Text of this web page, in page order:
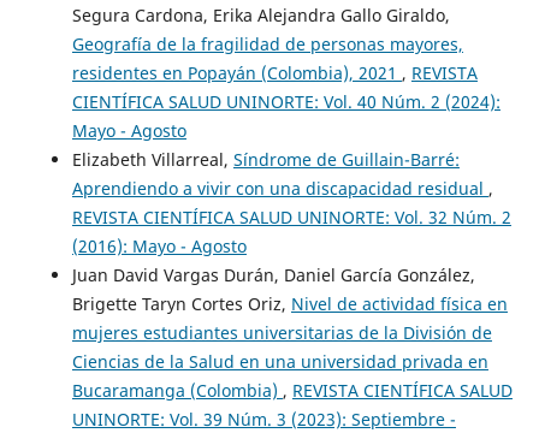
Segura Cardona, Erika Alejandra Gallo Giraldo,
Geografía de la fragilidad de personas mayores,
residentes en Popayán (Colombia), 2021 , REVISTA
CIENTÍFICA SALUD UNINORTE: Vol. 40 Núm. 2 (2024):
Mayo - Agosto
Elizabeth Villarreal, Síndrome de Guillain-Barré:
Aprendiendo a vivir con una discapacidad residual ,
REVISTA CIENTÍFICA SALUD UNINORTE: Vol. 32 Núm. 2
(2016): Mayo - Agosto
Juan David Vargas Durán, Daniel García González,
Brigette Taryn Cortes Oriz, Nivel de actividad física en
mujeres estudiantes universitarias de la División de
Ciencias de la Salud en una universidad privada en
Bucaramanga (Colombia) , REVISTA CIENTÍFICA SALUD
UNINORTE: Vol. 39 Núm. 3 (2023): Septiembre -